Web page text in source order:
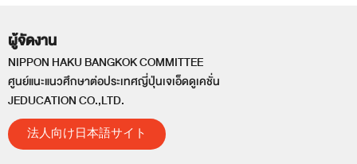
ผู้จัดงาน
NIPPON HAKU BANGKOK COMMITTEE
ศูนย์แนะแนวศึกษาต่อประเทศญี่ปุ่นเจเอ็ดดูเคชั่น
JEDUCATION CO.,LTD.
法人向け日本語サイト